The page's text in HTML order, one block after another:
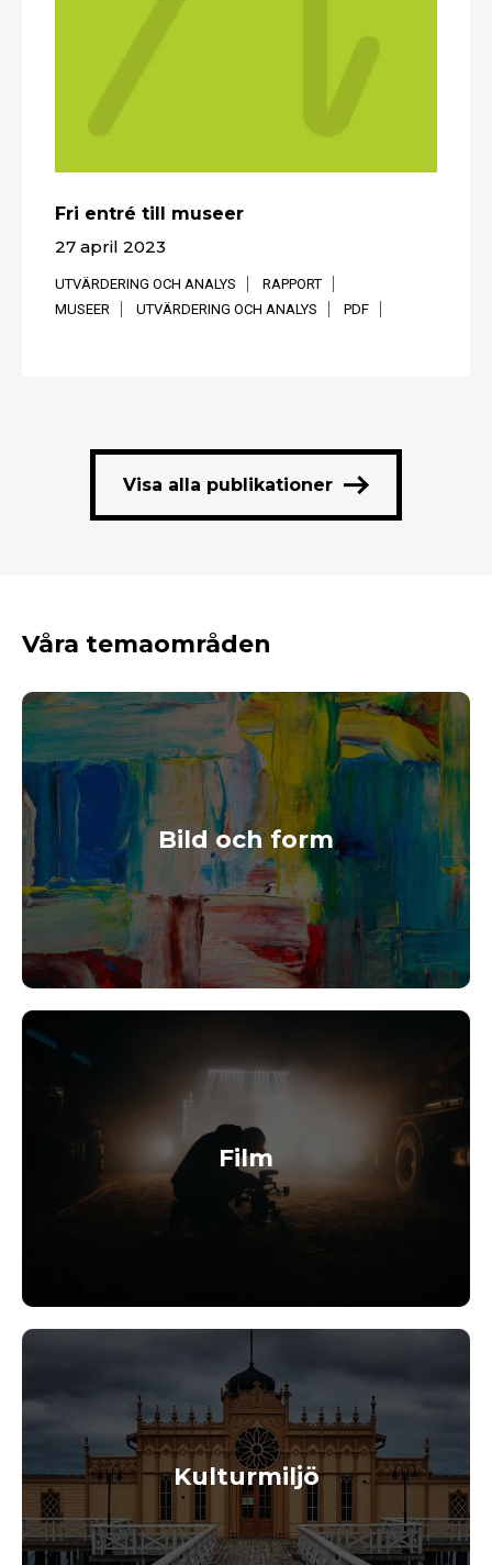
Fri entré till museer
27 april 2023
UTVÄRDERING OCH ANALYS
RAPPORT
MUSEER
UTVÄRDERING OCH ANALYS PDF
Visa alla publikationer
Våra temaområden
Bild och form
Film
Kulturmiljö